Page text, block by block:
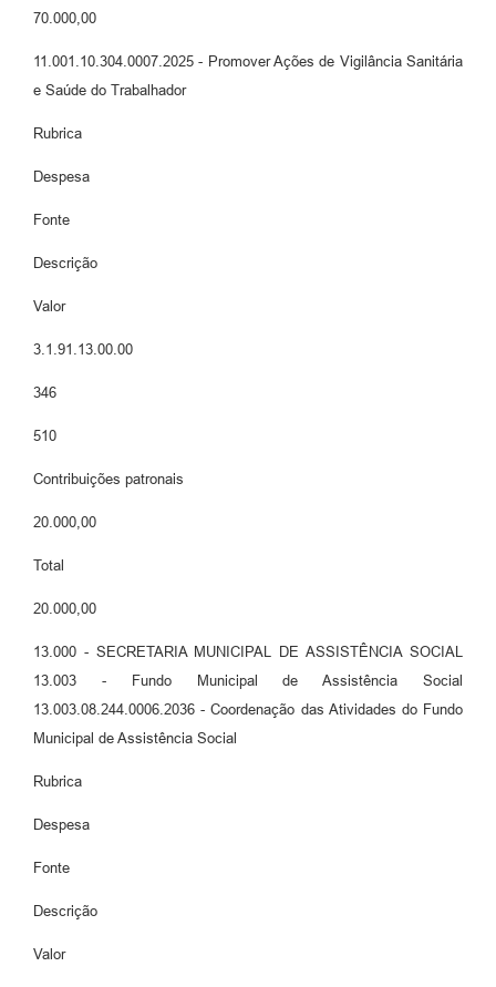
70.000,00
11.001.10.304.0007.2025 - Promover Ações de Vigilância Sanitária
e Saúde do Trabalhador
Rubrica
Despesa
Fonte
Descrição
Valor
3.1.91.13.00.00
346
510
Contribuições patronais
20.000,00
Total
20.000,00
13.000 - SECRETARIA MUNICIPAL DE ASSISTÊNCIA SOCIAL
13.003 - Fundo Municipal de Assistência Social
13.003.08.244.0006.2036 - Coordenação das Atividades do Fundo
Municipal de Assistência Social
Rubrica
Despesa
Fonte
Descrição
Valor